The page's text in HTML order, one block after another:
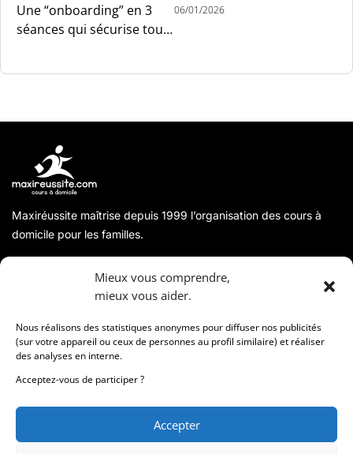
Mieux vous comprendre,
mieux vous aider.
Nous réalisons des statistiques anonymes pour diffuser nos publicités
(sur votre appareil ou ceux de personnes au profil similaire) et réaliser
des analyses en interne.
Acceptez-vous de participer ?
Accepter
Une “onboarding” en 3
séances qui sécurise tout
06/01/2026
Maxiréussite maîtrise depuis 1999 l’organisation des cours à
domicile pour les familles.
Coordonnées